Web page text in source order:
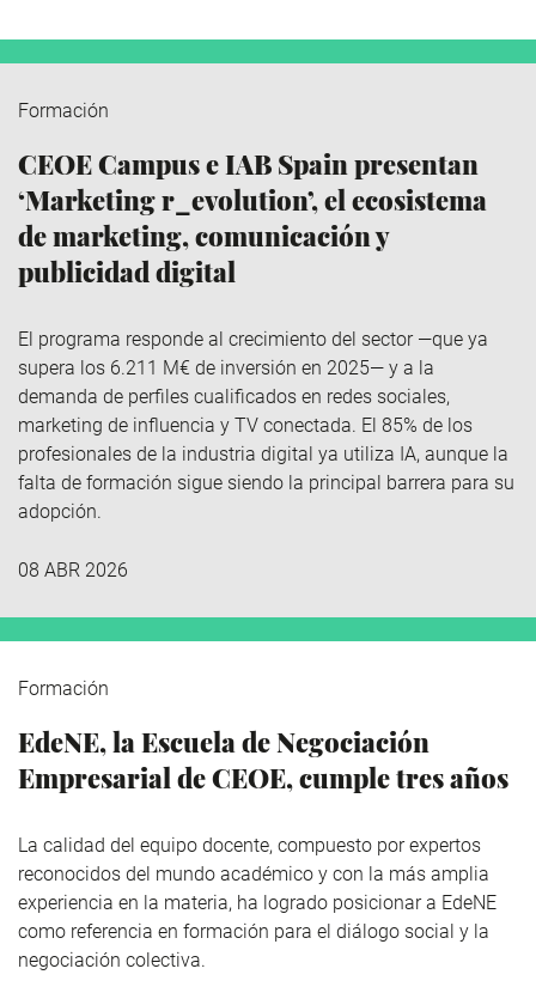
Formación
CEOE Campus e IAB Spain presentan
‘Marketing r_evolution’, el ecosistema
de marketing, comunicación y
publicidad digital
El programa responde al crecimiento del sector —que ya
supera los 6.211 M€ de inversión en 2025— y a la
demanda de perfiles cualificados en redes sociales,
marketing de influencia y TV conectada. El 85% de los
profesionales de la industria digital ya utiliza IA, aunque la
falta de formación sigue siendo la principal barrera para su
adopción.
08 ABR 2026
Formación
EdeNE, la Escuela de Negociación
Empresarial de CEOE, cumple tres años
La calidad del equipo docente, compuesto por expertos
reconocidos del mundo académico y con la más amplia
experiencia en la materia, ha logrado posicionar a EdeNE
como referencia en formación para el diálogo social y la
negociación colectiva.